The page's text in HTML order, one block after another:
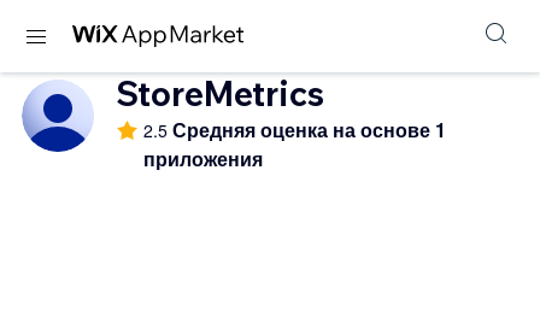
StoreMetrics
2.5 Средняя оценка на основе 1
приложения